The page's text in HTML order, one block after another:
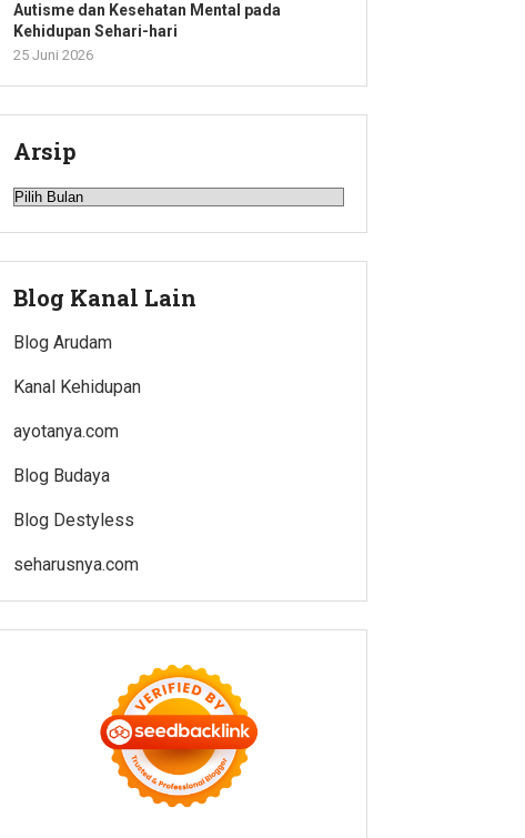
Autisme dan Kesehatan Mental pada
Kehidupan Sehari-hari
25 Juni 2026
Arsip
Arsip
Blog Kanal Lain
Blog Arudam
Kanal Kehidupan
ayotanya.com
Blog Budaya
Blog Destyless
seharusnya.com